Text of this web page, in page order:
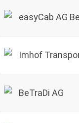
easyCab AG
Imhof
BeTraDi AG